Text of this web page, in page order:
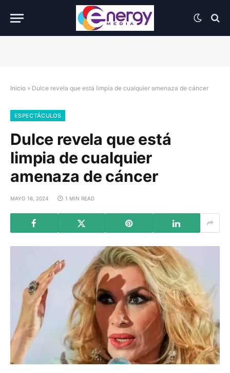
Inicio » Dulce revela que está limpia de cualquier amenaza de cáncer
ESPECTÁCULOS
Dulce revela que está
limpia de cualquier
amenaza de cáncer
MAYO 16, 2024 1 MIN READ